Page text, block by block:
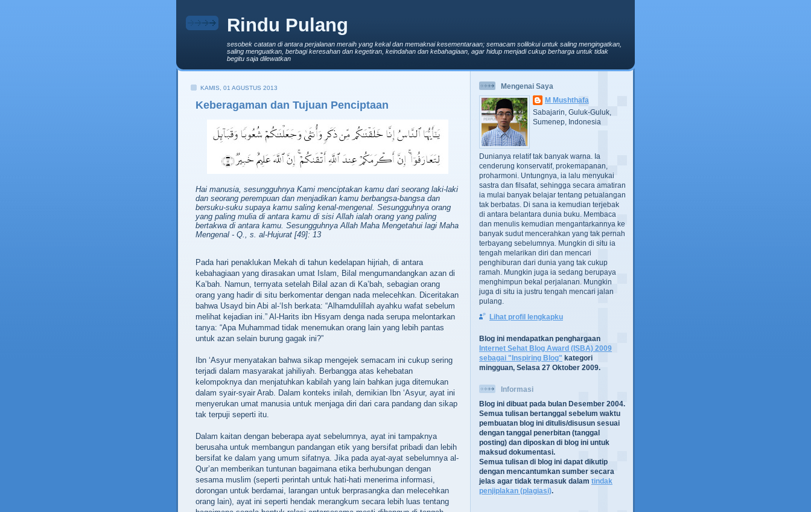
Rindu Pulang
sesobek catatan di antara perjalanan meraih yang kekal dan memaknai kesementaraan; semacam solilokui untuk saling mengingatkan,
saling menguatkan, berbagi keresahan dan kegetiran, keindahan dan kebahagiaan, agar hidup menjadi cukup berharga untuk tidak
begitu saja dilewatkan
KAMIS, 01 AGUSTUS 2013
Keberagaman dan Tujuan Penciptaan
Hai manusia, sesungguhnya Kami menciptakan kamu dari seorang laki-laki
dan seorang perempuan dan menjadikan kamu berbangsa-bangsa dan
bersuku-suku supaya kamu saling kenal-mengenal. Sesungguhnya orang
yang paling mulia di antara kamu di sisi Allah ialah orang yang paling
bertakwa di antara kamu. Sesungguhnya Allah Maha Mengetahui lagi Maha
Mengenal - Q., s. al-Hujurat [49]: 13
Pada hari penaklukan Mekah di tahun kedelapan hijriah, di antara
kebahagiaan yang dirasakan umat Islam, Bilal mengumandangkan azan di
Ka’bah. Namun, ternyata setelah Bilal azan di Ka’bah, sebagian orang
orang yang hadir di situ berkomentar dengan nada melecehkan. Diceritakan
bahwa Usayd bin Abi al-‘Ish berkata: “Alhamdulillah ayahku wafat sebelum
melihat kejadian ini.” Al-Harits ibn Hisyam denga nada serupa melontarkan
tanya: “Apa Muhammad tidak menemukan orang lain yang lebih pantas
untuk azan selain burung gagak ini?”
Ibn ‘Asyur menyatakan bahwa sikap mengejek semacam ini cukup sering
terjadi dalam masyarakat jahiliyah. Berbangga atas kehebatan
kelompoknya dan menjatuhkan kabilah yang lain bahkan juga ditemukan
dalam syair-syair Arab. Dalam konteks inilah, demikian Ibn ‘Asyur, ayat ini
menyerukan umat manusia untuk menjaga diri dari cara pandang dan sikap
tak terpuji seperti itu.
Dalam kaitan dengan beberapa ayat sebelumnya, ayat ini tampaknya
berusaha untuk membangun pandangan etik yang bersifat pribadi dan lebih
bersifat ke dalam yang umum sifatnya. Jika pada ayat-ayat sebelumnya al-
Qur’an memberikan tuntunan bagaimana etika berhubungan dengan
sesama muslim (seperti perintah untuk hati-hati menerima informasi,
dorongan untuk berdamai, larangan untuk berprasangka dan melecehkan
orang lain), ayat ini seperti hendak merangkum secara lebih luas tentang
Mengenai Saya
M Mushthafa
Sabajarin, Guluk-Guluk,
Sumenep, Indonesia
Dunianya relatif tak banyak warna. Ia
cenderung konservatif, prokemapanan,
proharmoni. Untungnya, ia lalu menyukai
sastra dan filsafat, sehingga secara amatiran
ia mulai banyak belajar tentang petualangan
tak berbatas. Di sana ia kemudian terjebak
di antara belantara dunia buku. Membaca
dan menulis kemudian mengantarkannya ke
banyak sudut mencerahkan yang tak pernah
terbayang sebelumnya. Mungkin di situ ia
tengah melarikan diri dan mencari
penghiburan dari dunia yang tak cukup
ramah. Mungkin juga ia sedang berupaya
menghimpun bekal perjalanan. Mungkin
juga di situ ia justru tengah mencari jalan
pulang.
Lihat profil lengkapku
Blog ini mendapatkan penghargaan
Internet Sehat Blog Award (ISBA) 2009
sebagai "Inspiring Blog" kategori
mingguan, Selasa 27 Oktober 2009.
Informasi
Blog ini dibuat pada bulan Desember 2004.
Semua tulisan bertanggal sebelum waktu
pembuatan blog ini ditulis/disusun sesuai
dengan tanggal penerbitan (tanggal
posting) dan diposkan di blog ini untuk
maksud dokumentasi.
Semua tulisan di blog ini dapat dikutip
dengan mencantumkan sumber secara
jelas agar tidak termasuk dalam tindak
penjiplakan (plagiasi).